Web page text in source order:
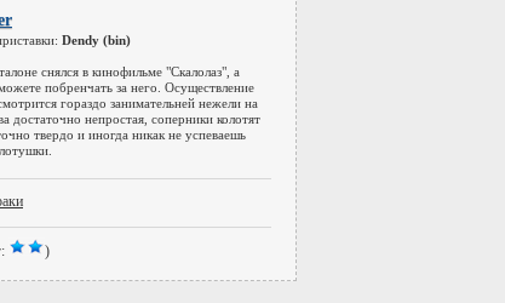
Dendy (bin)
снялся в кинофильме "Скалолаз", а
побренчать за него. Осуществление
гораздо занимательней нежели на
достаточно непростая, соперники колотят
твердо и иногда никак не успеваешь
)